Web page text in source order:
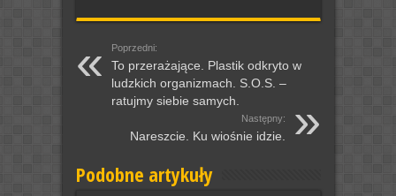
Poprzedni:
To przerażające. Plastik odkryto w
ludzkich organizmach. S.O.S. –
ratujmy siebie samych.
Następny:
Nareszcie. Ku wiośnie idzie.
Podobne artykuły